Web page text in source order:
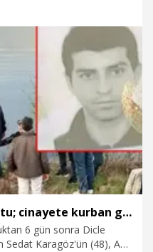
Nehirde cesedi bulunmuştu; cinayete kurban gittiği ortaya çıktı
6 gün sonra Dicle
Sedat Karagöz'ün (48), Adli